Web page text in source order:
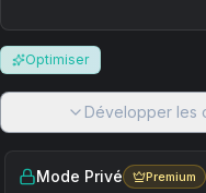
Optimiser
Développer les
Mode Privé Premium